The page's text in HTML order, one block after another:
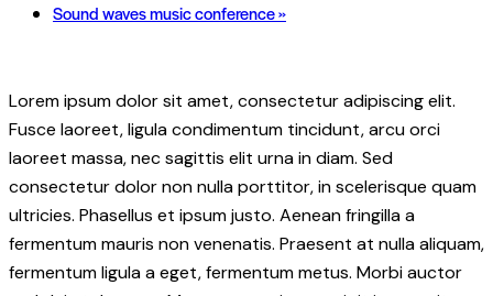
Sound waves music conference»
Lorem ipsum dolor sit amet, consectetur adipiscing elit.
Fusce laoreet, ligula condimentum tincidunt, arcu orci
laoreet massa, nec sagittis elit urna in diam. Sed
consectetur dolor non nulla porttitor, in scelerisque quam
ultricies. Phasellus et ipsum justo. Aenean fringilla a
fermentum mauris non venenatis. Praesent at nulla aliquam,
fermentum ligula a eget, fermentum metus. Morbi auctor